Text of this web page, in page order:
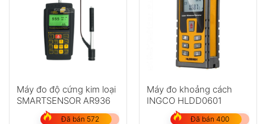
Máy đo độ cứng kim loại
SMARTSENSOR AR936
Đã bán 572
Máy đo khoảng cách
INGCO HLDD0601
Đã bán 400